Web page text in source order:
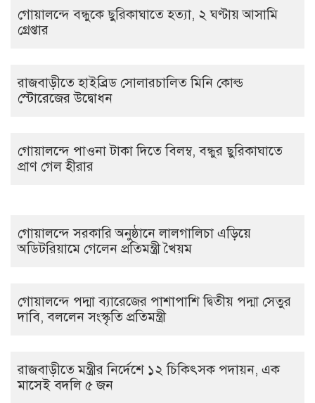
গোয়ালন্দে বন্ধুকে ছুরিকাঘাতে হত্যা, ২ ঘণ্টায় আসামি
গ্রেপ্তার
রাজবাড়ীতে হাইব্রিড সোলারচালিত মিনি কোল্ড
স্টোরেজের উদ্বোধন
গোয়ালন্দে পাওনা টাকা দিতে বিলম্ব, বন্ধুর ছুরিকাঘাতে
প্রাণ গেল হীরার
গোয়ালন্দে সরকারি অনুষ্ঠানে লালগালিচা এড়িয়ে
অডিটরিয়ামে গেলেন প্রতিমন্ত্রী খৈয়ম
গোয়ালন্দে পদ্মা ব্যারেজের পাশাপাশি দ্বিতীয় পদ্মা সেতুর
দাবি, বললেন সংস্কৃতি প্রতিমন্ত্রী
রাজবাড়ীতে মন্ত্রীর নির্দেশে ১২ চিকিৎসক পদায়ন, এক
মাসেই বদলি ৫ জন